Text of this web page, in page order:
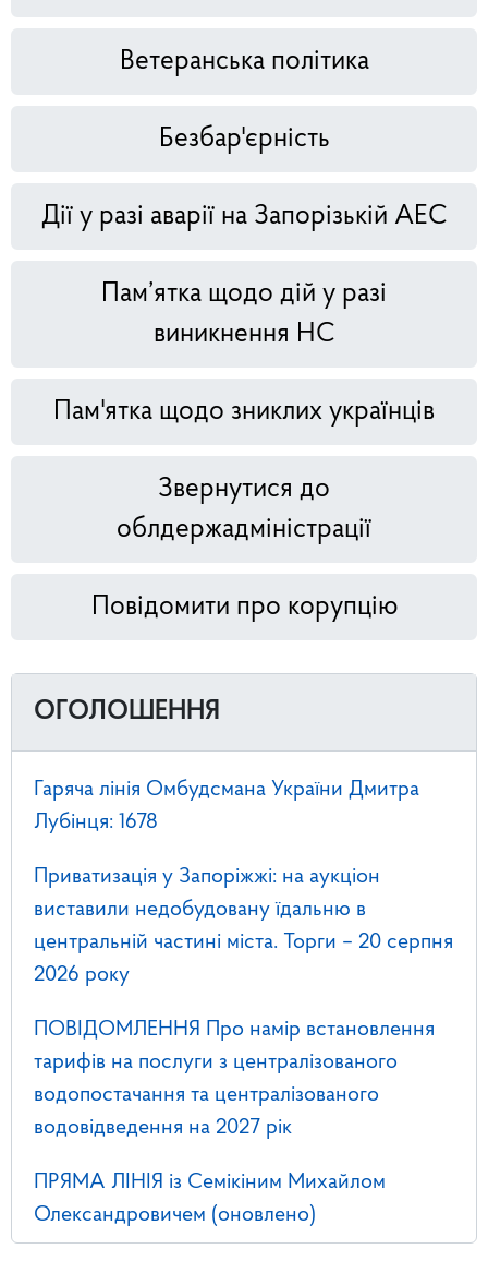
Ветеранська політика
Безбар'єрність
Дії у разі аварії на Запорізькій АЕС
Пам’ятка щодо дій у разі
виникнення НС
Пам'ятка щодо зниклих українців
Звернутися до
облдержадміністрації
Повідомити про корупцію
ОГОЛОШЕННЯ
Гаряча лінія Омбудсмана України Дмитра
Лубінця: 1678
Приватизація у Запоріжжі: на аукціон
виставили недобудовану їдальню в
центральній частині міста. Торги – 20 серпня
2026 року
ПОВІДОМЛЕННЯ Про намір встановлення
тарифів на послуги з централізованого
водопостачання та централізованого
водовідведення на 2027 рік
ПРЯМА ЛІНІЯ із Семікіним Михайлом
Олександровичем (оновлено)